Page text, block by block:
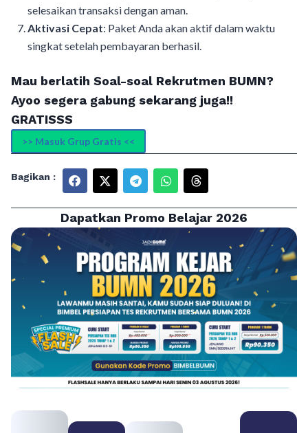
selesaikan transaksi dengan aman.
Aktivasi Cepat: Paket Anda akan aktif dalam waktu
singkat setelah pembayaran berhasil.
Mau berlatih Soal-soal Rekrutmen BUMN?
Ayoo segera gabung sekarang juga!!
GRATISSS
>> Masuk Grup Gratis <<
Bagikan :
Dapatkan Promo Belajar 2026